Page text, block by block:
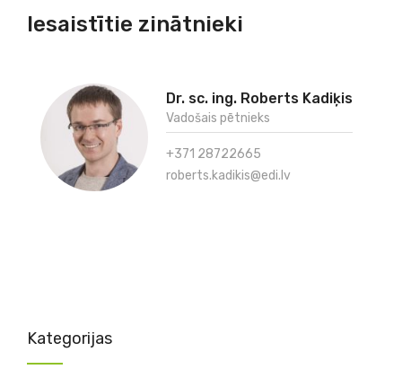
Iesaistītie zinātnieki
Dr. sc. ing. Roberts Kadiķis
Vadošais pētnieks
+371 28722665
roberts.kadikis@edi.lv
Kategorijas